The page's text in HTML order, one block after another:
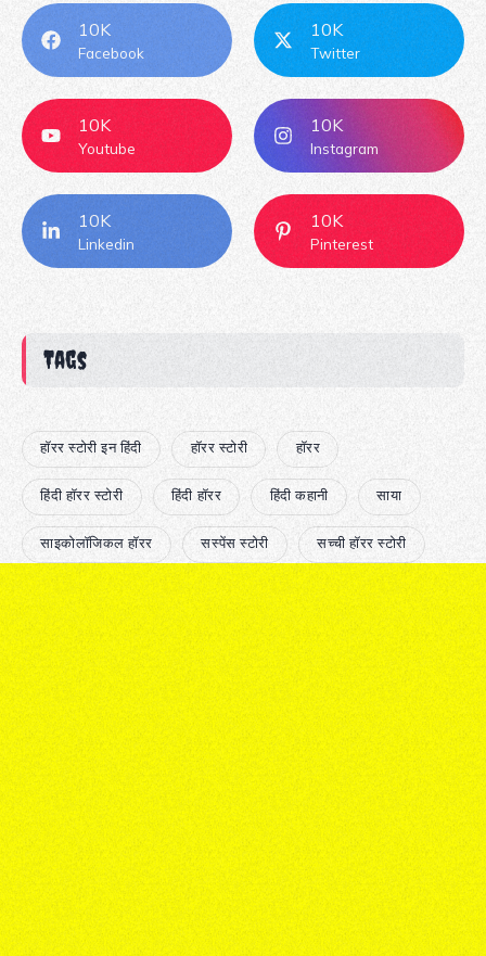
10K
Facebook
10K
Twitter
10K
Youtube
10K
Instagram
10K
Linkedin
10K
Pinterest
Tags
हॉरर स्टोरी इन हिंदी हॉरर स्टोरी हॉरर
हिंदी हॉरर स्टोरी हिंदी हॉरर हिंदी कहानी साया
साइकोलॉजिकल हॉरर सस्पेंस स्टोरी सच्ची हॉरर स्टोरी